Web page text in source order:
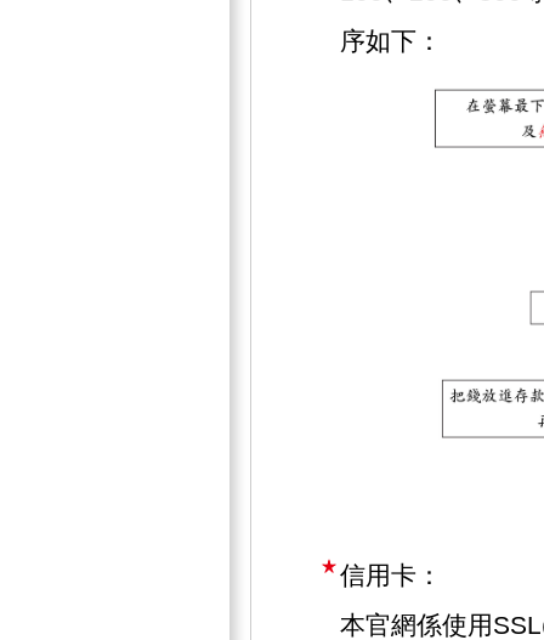
序如下：
信用卡：
本官網係使用